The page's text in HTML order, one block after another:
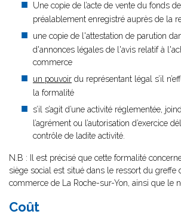
Une copie de l’acte de vente du fonds
préalablement enregistré auprès de la
une copie de l'attestation de parution
d'annonces légales de l'avis relatif à
commerce
un pouvoir du représentant légal s’il
la formalité
s’il s’agit d’une activité réglementée,
l’agrément ou l’autorisation d’exercice
contrôle de ladite activité.
N.B : Il est précisé que cette formalité
siège social est situé dans le ressort du greffe
commerce de La Roche-sur-Yon, ainsi que le
Coût